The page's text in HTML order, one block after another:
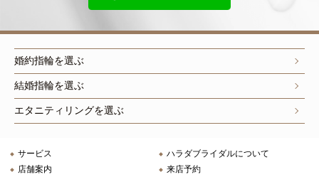
婚約指輪を選ぶ
結婚指輪を選ぶ
エタニティリングを選ぶ
サービス
ハラダブライダルについて
店舗案内
来店予約